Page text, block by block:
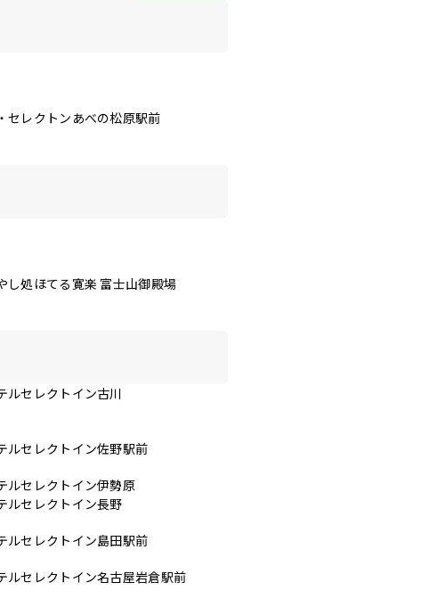
セレクトンあべの松原駅前
し処ほてる寛楽 富士山御殿場
ルセレクトイン古川
ルセレクトイン佐野駅前
ルセレクトイン伊勢原
ルセレクトイン長野
ルセレクトイン島田駅前
ルセレクトイン名古屋岩倉駅前